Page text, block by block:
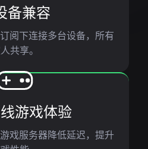
备兼容
阅下连接多台设备，所有
共享。
游戏体验
戏服务器降低延迟，提升